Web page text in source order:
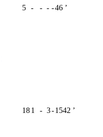
5 - - - -46 ʼ
181 - 3-1542 ʼ